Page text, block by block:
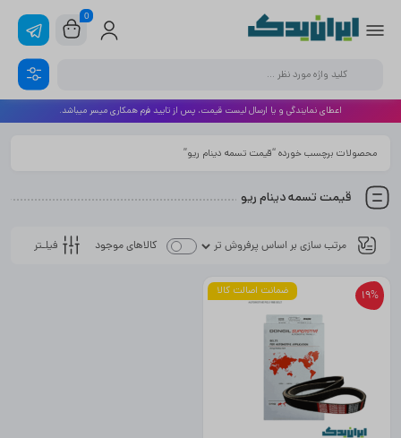
0
اعطای نمایندگی و یا ارسال لیست قیمت، پس از تایید فرم همکاری میسر میباشد.
محصولات برچسب خورده “قیمت تسمه دینام ریو”
قیمت تسمه دینام ریو
فیلـتر کالاهای موجود
ضمانت اصالت کالا 19%